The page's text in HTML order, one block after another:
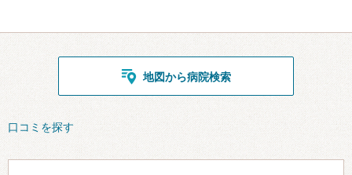
地図から病院検索
口コミを探す